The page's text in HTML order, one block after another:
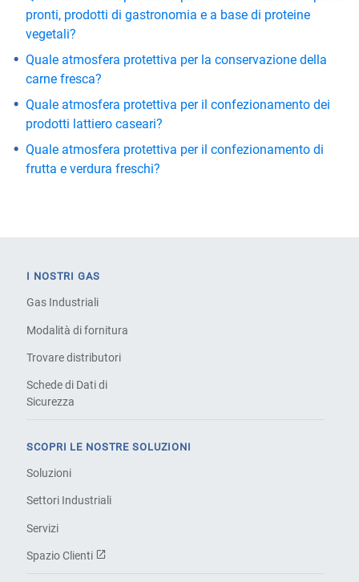
pronti, prodotti di gastronomia e a base di proteine
vegetali?
Quale atmosfera protettiva per la conservazione della
carne fresca?
Quale atmosfera protettiva per il confezionamento dei
prodotti lattiero caseari?
Quale atmosfera protettiva per il confezionamento di
frutta e verdura freschi?
I NOSTRI GAS
Gas Industriali
Modalità di fornitura
Trovare distributori
Schede di Dati di
Sicurezza
SCOPRI LE NOSTRE SOLUZIONI
Soluzioni
Settori Industriali
Servizi
Spazio Clienti